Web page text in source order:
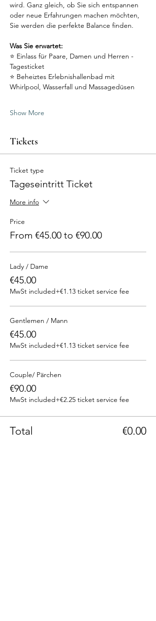
wird. Ganz gleich, ob Sie sich entspannen
oder neue Erfahrungen machen möchten,
Sie werden die perfekte Balance finden.
Was Sie erwartet:
⭐ Einlass für Paare, Damen und Herren -
Tagesticket
⭐ Beheiztes Erlebnishallenbad mit
Whirlpool, Wasserfall und Massagedüsen
Show More
Tickets
Ticket type
Tageseintritt Ticket
More info
Price
From €45.00 to €90.00
Lady / Dame
€45.00
MwSt included+€1.13 ticket service fee
Gentlemen / Mann
€45.00
MwSt included+€1.13 ticket service fee
Couple/ Pärchen
€90.00
MwSt included+€2.25 ticket service fee
Total €0.00